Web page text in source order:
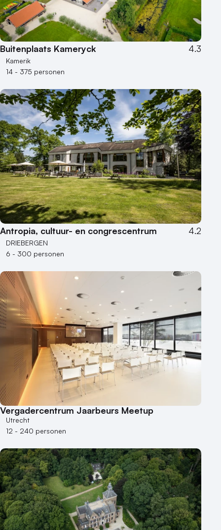
Buitenplaats Kameryck 4.3
Kamerik
14 - 375 personen
Antropia, cultuur- en congrescentrum 4.2
DRIEBERGEN
6 - 300 personen
Vergadercentrum Jaarbeurs Meetup
Utrecht
12 - 240 personen